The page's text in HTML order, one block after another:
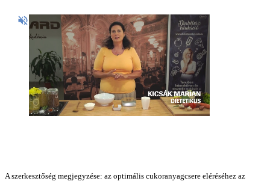
A szerkesztőség megjegyzése: az optimális cukoranyagcsere eléréséhez az